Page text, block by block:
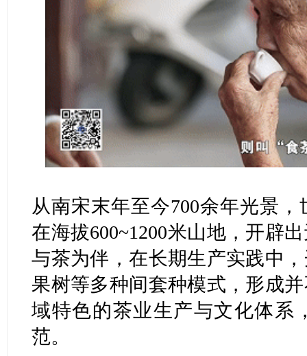
从南宋末年至今700余年光景
在海拔600~1200米山地，开辟
与茶为伴，在长期生产实践中
果树等多种间套种模式，形成
域特色的茶业生产与文化体系
范。